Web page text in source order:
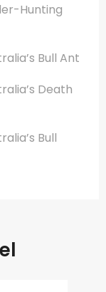
Hunting
Bull Ant
Death
Bull